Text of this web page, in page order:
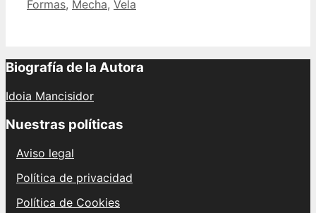
las
velas
Formas, Mecha, Vela
Biografía de la Autora
Idoia Mancisidor
Nuestras políticas
Aviso legal
Política de privacidad
Política de Cookies